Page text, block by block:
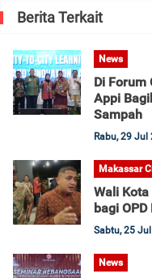
Berita Terkait
News
Di Forum
Appi
Sampah
Rabu, 29
Makassar
Wali
bagi
Sabtu, 25
News